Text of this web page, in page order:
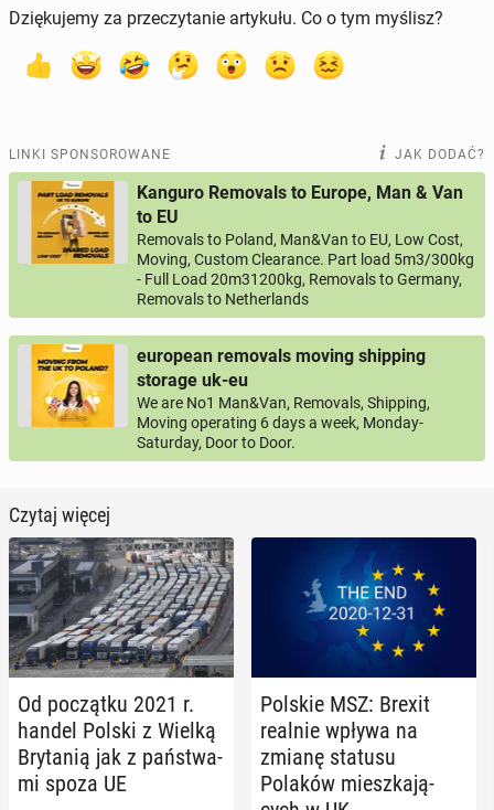
Dziękujemy za przeczytanie artykułu. Co o tym myślisz?
LINKI SPONSOROWANE JAK DODAĆ?
Kanguro Removals to Europe, Man & Van
to EU
Removals to Poland, Man&Van to EU, Low Cost,
Moving, Custom Clearance. Part load 5m3/300kg
- Full Load 20m31200kg, Removals to Germany,
Removals to Netherlands
european removals moving shipping
storage uk-eu
We are No1 Man&Van, Removals, Shipping,
Moving operating 6 days a week, Monday-
Saturday, Door to Door.
Czytaj więcej
Od po­cząt­ku 2021 r.
handel Polski z Wielką
Bry­ta­nią jak z pań­stwa­
mi spoza UE
Polskie MSZ: Brexit
realnie wpływa na
zmianę statusu
Polaków miesz­ka­ją­